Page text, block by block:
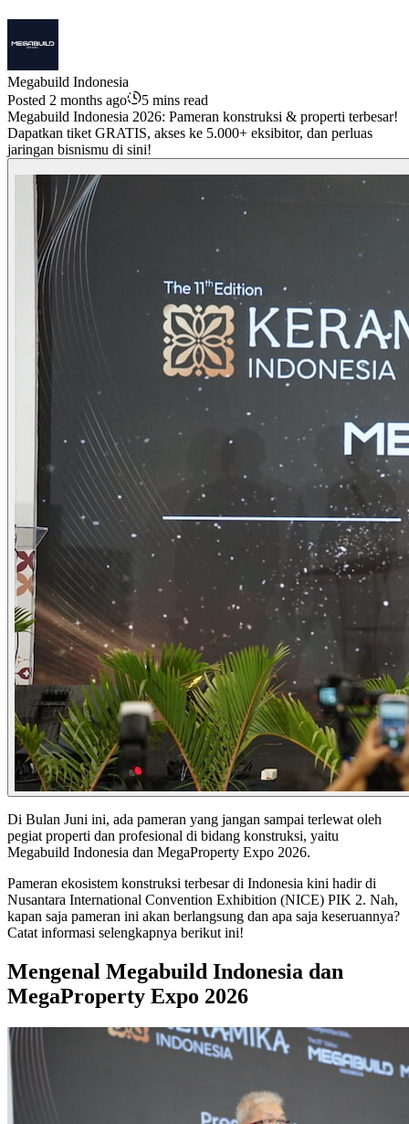
Megabuild Indonesia
Posted 2 months ago
5 mins read
Megabuild Indonesia 2026: Pameran konstruksi & properti terbesar!
Dapatkan tiket GRATIS, akses ke 5.000+ eksibitor, dan perluas
jaringan bisnismu di sini!
Di Bulan Juni ini, ada pameran yang jangan sampai terlewat oleh
pegiat properti dan profesional di bidang konstruksi, yaitu
Megabuild Indonesia dan MegaProperty Expo 2026.
Pameran ekosistem konstruksi terbesar di Indonesia kini hadir di
Nusantara International Convention Exhibition (NICE) PIK 2. Nah,
kapan saja pameran ini akan berlangsung dan apa saja keseruannya?
Catat informasi selengkapnya berikut ini!
Mengenal Megabuild Indonesia dan
MegaProperty Expo 2026